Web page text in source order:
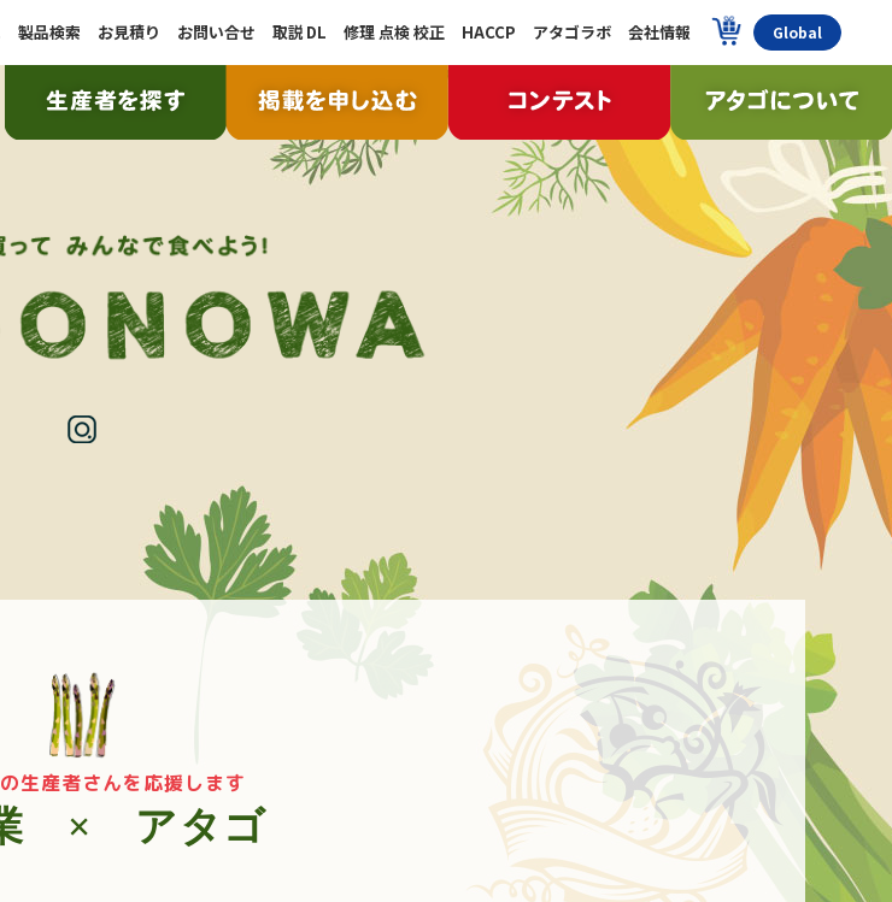
製品検索 お見積り お問い合せ 取説 DL 修理 点検 校正 HACCP アタゴラボ 会社情報 Global
生産者さんを応援します
業 × アタゴ